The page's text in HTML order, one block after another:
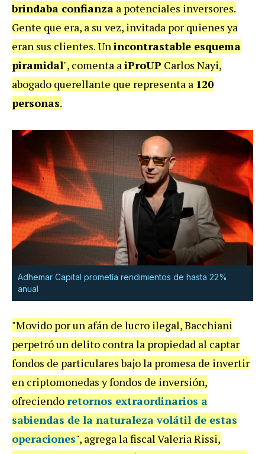
brindaba confianza a potenciales inversores.
Gente que era, a su vez, invitada por quienes ya
eran sus clientes. Un incontrastable esquema
piramidal", comenta a iProUP Carlos Nayi,
abogado querellante que representa a 120
personas.
Adhemar Capital prometía rendimientos de hasta 22%
anual
"Movido por un afán de lucro ilegal, Bacchiani
perpetró un delito contra la propiedad al captar
fondos de particulares bajo la promesa de invertir
en criptomonedas y fondos de inversión,
ofreciendoretornos extraordinarios a
sabiendas de la naturaleza volátil de estas
operaciones", agrega la fiscal Valeria Rissi,